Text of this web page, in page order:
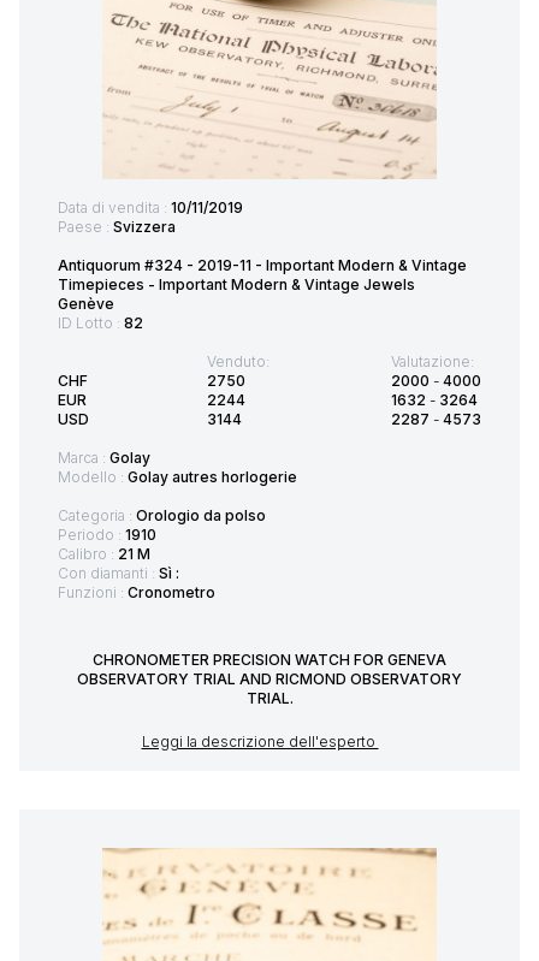
Data di vendita : 10/11/2019
Paese : Svizzera
Antiquorum #324 - 2019-11 - Important Modern & Vintage
Timepieces - Important Modern & Vintage Jewels
Genève
ID Lotto : 82
CHF
EUR
USD
Venduto:
2750
2244
3144
Valutazione:
2000 - 4000
1632 - 3264
2287 - 4573
Marca : Golay
Modello : Golay autres horlogerie
Categoria : Orologio da polso
Periodo : 1910
Calibro : 21 M
Con diamanti : Sì :
Funzioni : Cronometro
CHRONOMETER PRECISION WATCH FOR GENEVA
OBSERVATORY TRIAL AND RICMOND OBSERVATORY
TRIAL.
Leggi la descrizione dell'esperto